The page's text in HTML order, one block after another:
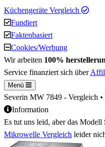
Küchengeräte Vergleich
Fundiert
Faktenbasiert
Cookies/Werbung
Wir arbeiten 100%
Service finanziert sich über
Menü
Severin MW 7849 - Vergleich
Information
Es tut uns leid, aber das Modell
Mikrowelle Vergleich leider